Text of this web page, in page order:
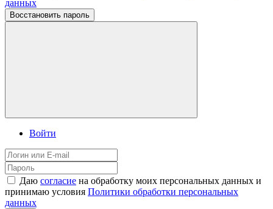
данных
Восстановить пароль
Войти
Даю согласие на обработку моих персональных данных и
принимаю условия Политики обработки персональных
данных